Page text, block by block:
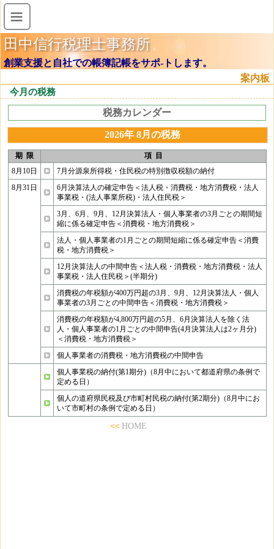
田中信行税理士事務所
創業支援と自社での帳簿記帳をサポ-トします。
案内板
今月の税務
税務カレンダー
2026年 8月の税務
期 限
項 目
8月10日
7月分源泉所得税・住民税の特別徴収税額の納付
8月31日
6月決算法人の確定申告＜法人税・消費税・地方消費税・法人
事業税・(法人事業所税)・法人住民税＞
3月、6月、9月、12月決算法人・個人事業者の3月ごとの期間短
縮に係る確定申告＜消費税・地方消費税＞
法人・個人事業者の1月ごとの期間短縮に係る確定申告＜消費
税・地方消費税＞
12月決算法人の中間申告＜法人税・消費税・地方消費税・法人
事業税・法人住民税＞(半期分)
消費税の年税額が400万円超の3月、9月、12月決算法人・個人
事業者の3月ごとの中間申告＜消費税・地方消費税＞
消費税の年税額が4,800万円超の5月、6月決算法人を除く法
人・個人事業者の1月ごとの中間申告(4月決算法人は2ヶ月分)
＜消費税・地方消費税＞
個人事業者の消費税・地方消費税の中間申告
個人事業税の納付(第1期分)（8月中において都道府県の条例で
定める日）
個人の道府県民税及び市町村民税の納付(第2期分)（8月中にお
いて市町村の条例で定める日）
<< HOME